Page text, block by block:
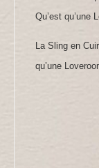
Qu’est qu’une
La Sling en
qu’une